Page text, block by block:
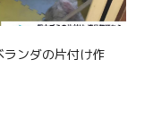
ンダの片付け作